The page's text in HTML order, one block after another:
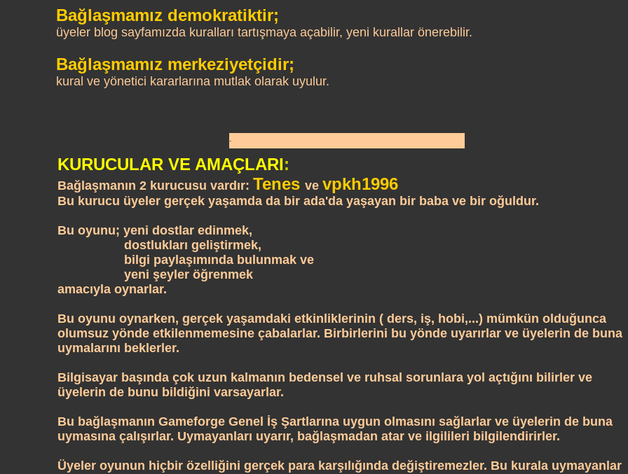
Bağlaşmamız demokratiktir;
üyeler blog sayfamızda kuralları tartışmaya açabilir, yeni kurallar önerebilir.
Bağlaşmamız merkeziyetçidir;
kural ve yönetici kararlarına mutlak olarak uyulur.
KURUCULAR VE AMAÇLARI:
Bağlaşmanın 2 kurucusu vardır: Tenes ve vpkh1996
Bu kurucu üyeler gerçek yaşamda da bir ada'da yaşayan bir baba ve bir oğuldur.
Bu oyunu; yeni dostlar edinmek,
dostlukları geliştirmek,
bilgi paylaşımında bulunmak ve
yeni şeyler öğrenmek
amacıyla oynarlar.
Bu oyunu oynarken, gerçek yaşamdaki etkinliklerinin ( ders, iş, hobi,...) mümkün olduğunca
olumsuz yönde etkilenmemesine çabalarlar. Birbirlerini bu yönde uyarırlar ve üyelerin de buna
uymalarını beklerler.
Bilgisayar başında çok uzun kalmanın bedensel ve ruhsal sorunlara yol açtığını bilirler ve
üyelerin de bunu bildiğini varsayarlar.
Bu bağlaşmanın Gameforge Genel İş Şartlarına uygun olmasını sağlarlar ve üyelerin de buna
uymasına çalışırlar. Uymayanları uyarır, bağlaşmadan atar ve ilgilileri bilgilendirirler.
Üyeler oyunun hiçbir özelliğini gerçek para karşılığında değiştiremezler. Bu kurala uymayanlar
.